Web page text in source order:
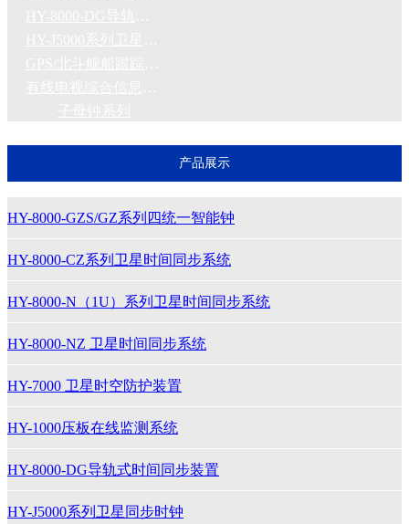
产品展示
HY-8000-GZS/GZ系列四统一智能钟
HY-8000-CZ系列卫星时间同步系统
HY-8000-N（1U）系列卫星时间同步系统
HY-8000-NZ 卫星时间同步系统
HY-7000 卫星时空防护装置
HY-1000压板在线监测系统
HY-8000-DG导轨式时间同步装置
HY-J5000系列卫星同步时钟